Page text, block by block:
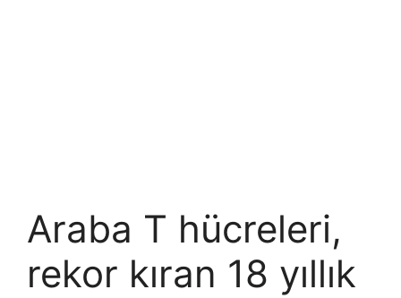
Araba T hücreleri,
rekor kıran 18 yıllık